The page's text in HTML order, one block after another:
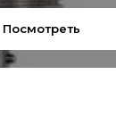
Посмотреть